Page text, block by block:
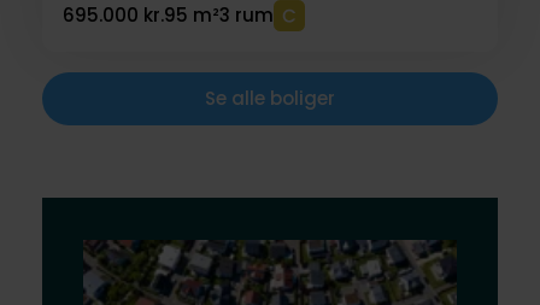
695.000 kr.95 m²3 rum
Se alle boliger